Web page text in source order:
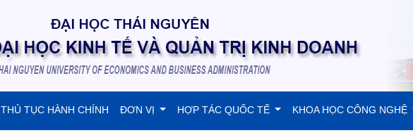
THỦ TỤC HÀNH CHÍNH ĐƠN VỊ HỢP TÁC QUỐC TẾ KHOA HỌC CÔNG NGHỆ